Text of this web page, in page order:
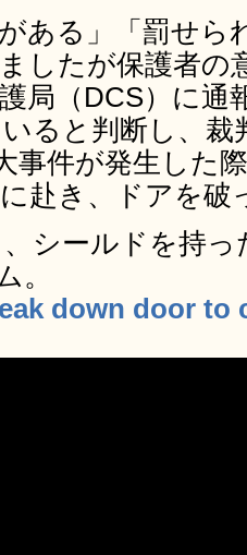
がある」「罰せ
したが保護者
局（DCS）に通
ると判断し、裁
事件が発生した
赴き、ドアを破
シールドを持
。
down door to